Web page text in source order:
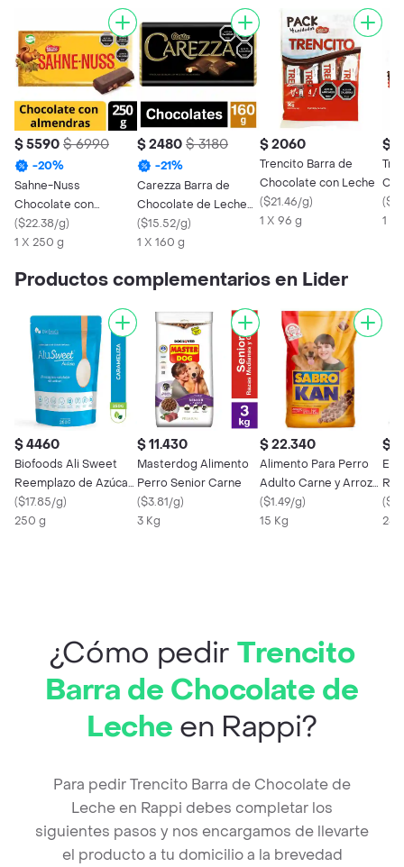
$ 5590 $ 6990
-20%
Sahne-Nuss
Chocolate con
Almendras
($22.38/g)
1 X 250 g
$ 2480 $ 3180
-21%
Carezza Barra de
Chocolate de Leche
con Trozos de
Almendra
($15.52/g)
1 X 160 g
$ 2060
Trencito Barra de
Chocolate con Leche
($21.46/g)
1 X 96 g
$
(
1 X
Productos complementarios en Lider
$ 4460
Biofoods Ali Sweet
Reemplazo de Azúcar
Alulosa en Polvo
($17.85/g)
250 g
$ 11.430
Masterdog Alimento
Perro Senior Carne
($3.81/g)
3 Kg
$ 22.340
Alimento Para Perro
Adulto Carne y Arroz
Bolsa Sabro Kan 15Kg
($1.49/g)
15 Kg
$
(
¿Cómo pedir Trencito
Barra de Chocolate de
Leche en Rappi?
Para pedir Trencito Barra de Chocolate de
Leche en Rappi debes completar los
siguientes pasos y nos encargamos de llevarte
el producto a tu domicilio a la brevedad